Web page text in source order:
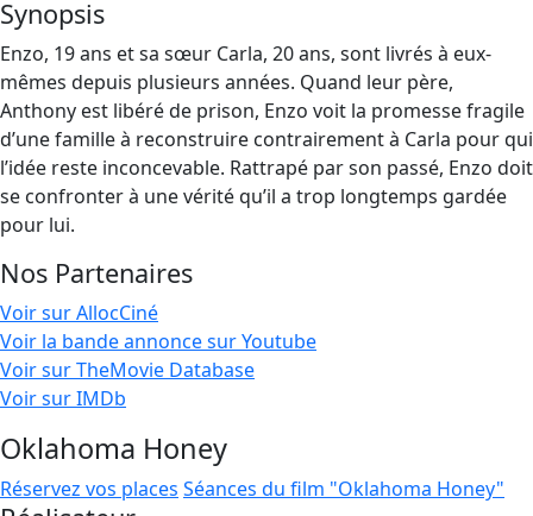
Synopsis
Enzo, 19 ans et sa sœur Carla, 20 ans, sont livrés à eux-
mêmes depuis plusieurs années. Quand leur père,
Anthony est libéré de prison, Enzo voit la promesse fragile
d’une famille à reconstruire contrairement à Carla pour qui
l’idée reste inconcevable. Rattrapé par son passé, Enzo doit
se confronter à une vérité qu’il a trop longtemps gardée
pour lui.
Nos Partenaires
Voir sur AllocCiné
Voir la bande annonce sur Youtube
Voir sur TheMovie Database
Voir sur IMDb
Oklahoma Honey
Réservez vos places Séances du film "Oklahoma Honey"